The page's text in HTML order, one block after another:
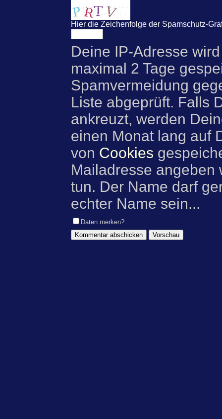
Hier die Zeichenfolge der Spamschutz-
Deine IP-Adresse
maximal 2 Tage
Spamvermeidung
Liste abgeprüft. Falls
ankreuzt, werden
einen Monat lang auf
von Cookies
Mailadresse angeben
tun. Der Name darf
echter Name sein...
Daten merken?